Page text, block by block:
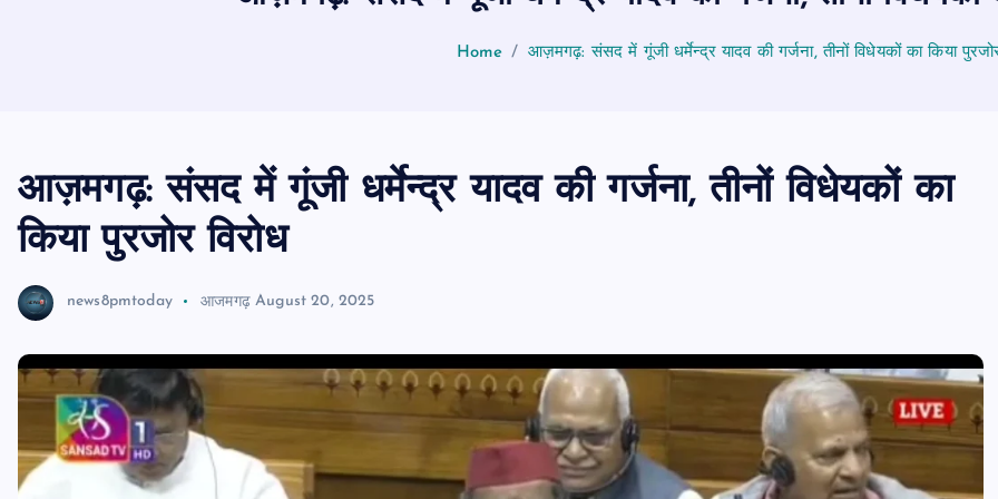
Home आज़मगढ़: संसद में गूंजी धर्मेन्द्र यादव की गर्जना, तीनों विधेयकों का किया
आज़मगढ़: संसद में गूंजी धर्मेन्द्र यादव की गर्जना, तीनों विधेयकों का
किया पुरजोर विरोध
news8pmtoday आजमगढ़ August 20, 2025